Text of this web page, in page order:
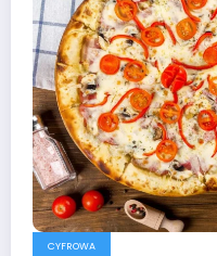
CYFROWA